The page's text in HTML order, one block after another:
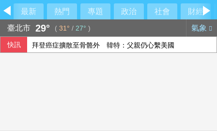
最新 熱門 專題 政治 社會
財經
臺北市 29° ( 31° / 27° ) 氣象
快訊 拜登癌症擴散至骨骼外 韓特：父親仍心繫美國